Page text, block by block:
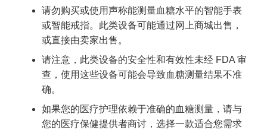
请勿购买或使用声称能测量血糖水平的智能手表
或智能戒指。此类设备可能通过网上商城出售，
或直接由卖家出售。
请注意，此类设备的安全性和有效性未经 FDA 审
查，使用这些设备可能会导致血糖测量结果不准
确。
如果您的医疗护理依赖于准确的血糖测量，请与
您的医疗保健提供者商讨，选择一款适合您需求